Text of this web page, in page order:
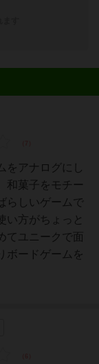
をアナログにし
和菓子をモチー
らしいゲームで
い方がちょっと
てユニークで面
ボードゲームを